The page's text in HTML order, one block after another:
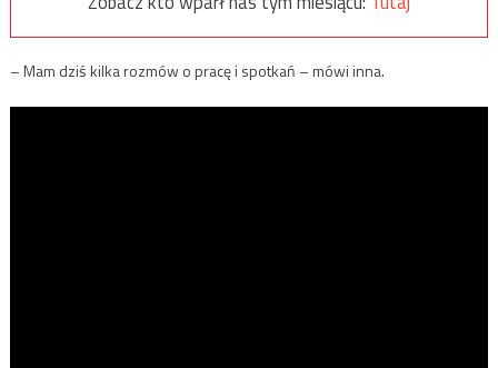
– Mam dziś kilka rozmów o pracę i spotkań – mówi inna.